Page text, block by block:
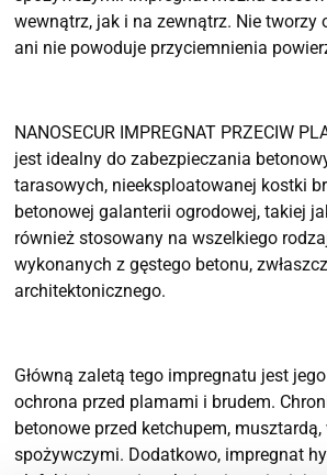
wewnątrz, jak i na zewnątrz. Nie tworzy
ani nie powoduje przyciemnienia
NANOSECUR IMPREGNAT PRZECIW
jest idealny do zabezpieczania
tarasowych, nieeksploatowanej kostki
betonowej galanterii ogrodowej, takiej
również stosowany na wszelkiego
wykonanych z gęstego betonu,
architektonicznego.
Główną zaletą tego impregnatu jest
ochrona przed plamami i brudem.
betonowe przed ketchupem,
spożywczymi. Dodatkowo, impregnat